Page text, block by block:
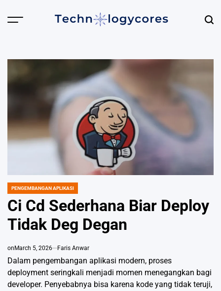
POSTED
PENGEMBANGAN APLIKASI
Ci Cd Sederhana Biar Deploy
Tidak Deg Degan
on March 5, 2026 Faris Anwar
Dalam pengembangan aplikasi modern, proses
deployment seringkali menjadi momen menegangkan bagi
developer. Penyebabnya bisa karena kode yang tidak teruji,